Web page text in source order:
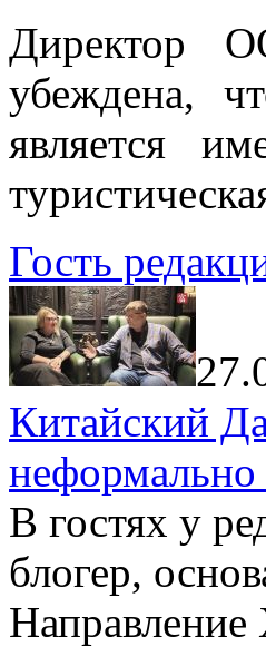
Директор
убеждена,
является
Гость
Китайский
неформально
В гостях у
блогер,